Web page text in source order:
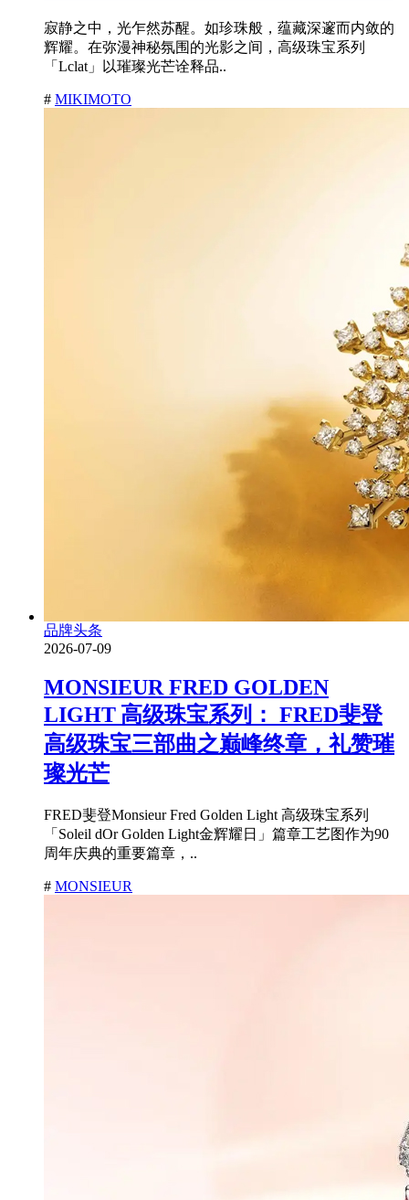
寂静之中，光乍然苏醒。如珍珠般，蕴藏深邃而内敛的
辉耀。在弥漫神秘氛围的光影之间，高级珠宝系列
「Lclat」以璀璨光芒诠释品..
# MIKIMOTO
品牌头条
2026-07-09
MONSIEUR FRED GOLDEN
LIGHT 高级珠宝系列： FRED斐登
高级珠宝三部曲之巅峰终章，礼赞璀
璨光芒
FRED斐登Monsieur Fred Golden Light 高级珠宝系列
「Soleil dOr Golden Light金辉耀日」篇章工艺图作为90
周年庆典的重要篇章，..
# MONSIEUR